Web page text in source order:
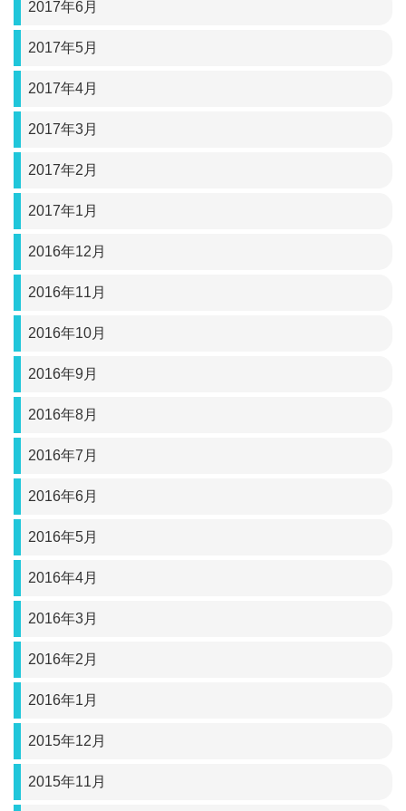
2017年6月
2017年5月
2017年4月
2017年3月
2017年2月
2017年1月
2016年12月
2016年11月
2016年10月
2016年9月
2016年8月
2016年7月
2016年6月
2016年5月
2016年4月
2016年3月
2016年2月
2016年1月
2015年12月
2015年11月